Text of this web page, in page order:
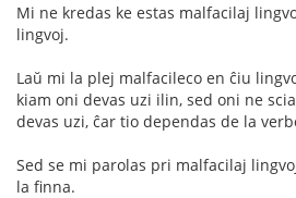
Mi ne kredas ke estas malfacilaj
lingvoj.
Laŭ mi la plej malfacileco en ĉiu
kiam oni devas uzi ilin, sed oni ne
devas uzi, ĉar tio dependas de la
Sed se mi parolas pri malfacilaj
la finna.